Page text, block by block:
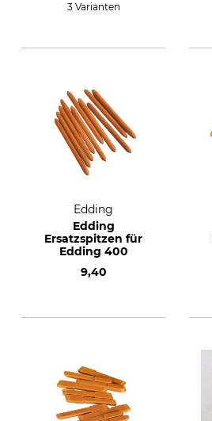
3 Varianten
Edding
Edding
Ersatzspitzen für
Edding 400
9,40